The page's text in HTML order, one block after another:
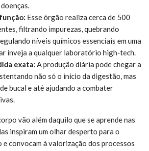
Esse órgão realiza cerca de 500
filtrando impurezas, quebrando
níveis químicos essenciais em uma
inveja a qualquer laboratório high-tech.
exata: A produção diária pode chegar a
não só o início da digestão, mas
bucal e até ajudando a combater
vão além daquilo que se aprende nas
inspiram um olhar desperto para o
convocam à valorização dos processos